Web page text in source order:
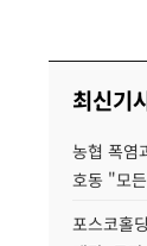
최신기
농협 폭염
호동 "모
포스코홀